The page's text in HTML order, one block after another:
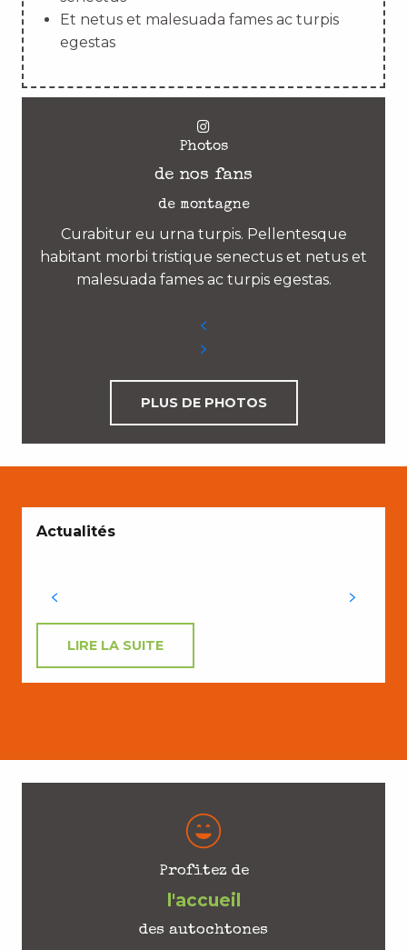
Et netus et malesuada fames ac turpis
egestas
Photos
de nos fans
de montagne
Curabitur eu urna turpis. Pellentesque
habitant morbi tristique senectus et netus et
malesuada fames ac turpis egestas.
PLUS DE PHOTOS
Actualités
LIRE LA SUITE
Profitez de
l'accueil
des autochtones